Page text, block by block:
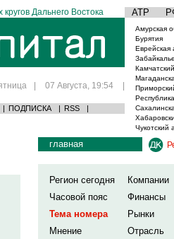
Дальнего Востока АТР
| 07 Августа, 19:54 |
| ПОДПИСКА | RSS |
Амурская
Бурятия
Еврейская
Чукотский
главная
Регион сегодня
Компании
Часовой пояс
Финансы
Тема номера
Рынки
Мнение
Отрасль